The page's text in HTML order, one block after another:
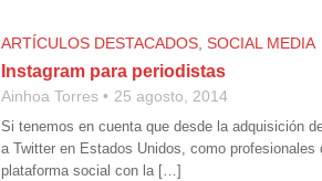
ARTÍCULOS DESTACADOS SOCIAL MEDIA
Instagram para periodistas
Ainhoa Torres 25 agosto, 2014
Si tenemos en cuenta que desde la adquisición
a Twitter en Estados Unidos, como
plataforma social con la […]